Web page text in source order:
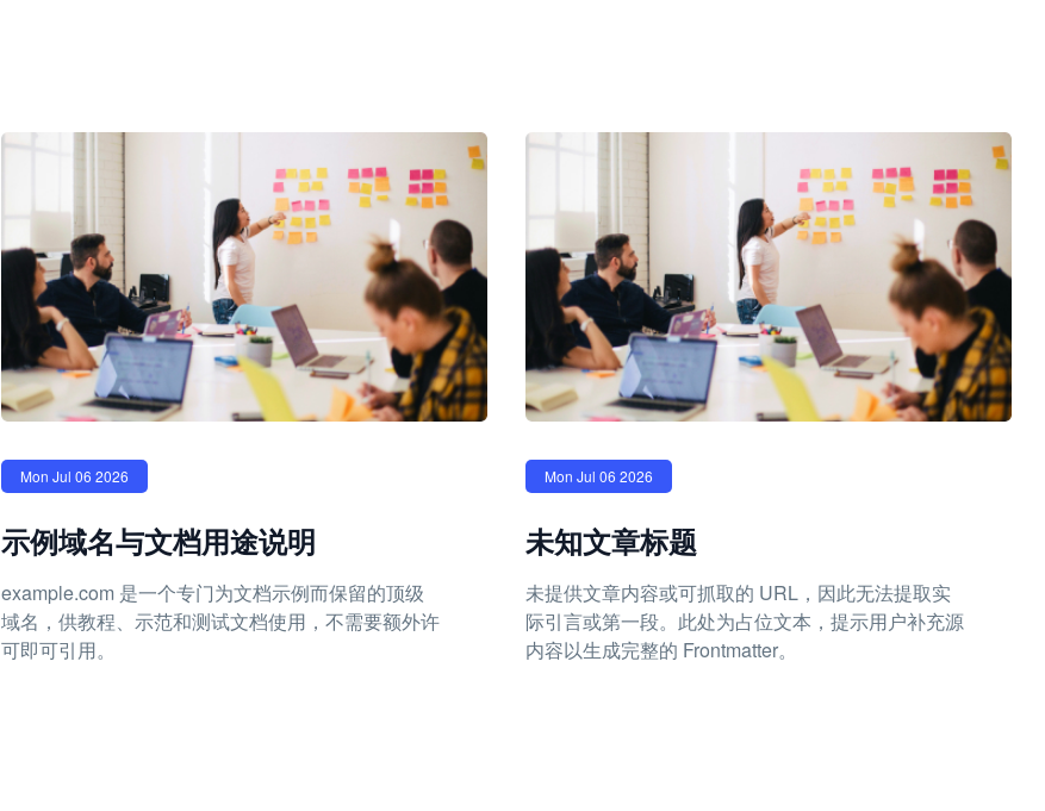
Mon Jul 06 2026
示例域名与文档用途说明
example.com 是一个专门为文档示例而保留的顶级
域名，供教程、示范和测试文档使用，不需要额外许
可即可引用。
Mon Jul 06 2026
未知文章标题
未提供文章内容或可抓取的 URL，因此无法提取实
际引言或第一段。此处为占位文本，提示用户补充源
内容以生成完整的 Frontmatter。